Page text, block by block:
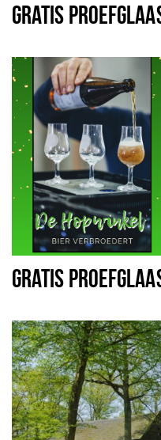
GRATIS
GRATIS